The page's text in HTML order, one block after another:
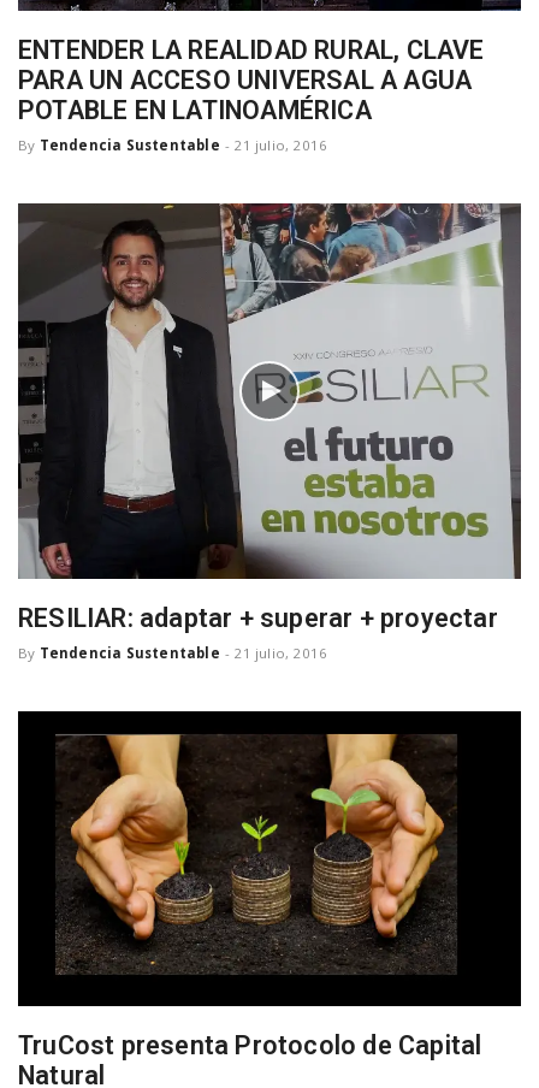
ENTENDER LA REALIDAD RURAL, CLAVE
PARA UN ACCESO UNIVERSAL A AGUA
POTABLE EN LATINOAMÉRICA
By Tendencia Sustentable - 21 julio, 2016
RESILIAR: adaptar + superar + proyectar
By Tendencia Sustentable - 21 julio, 2016
TruCost presenta Protocolo de Capital
Natural